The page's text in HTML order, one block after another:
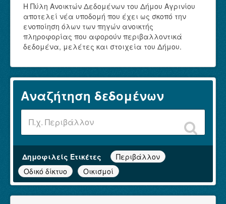
Φορείς
Ομάδες
Σχετικά
H Πύλη Ανοικτών Δεδομένων του Δήμου Αγρινίου
αποτελεί νέα υποδομή που έχει ως σκοπό την
ενοποίηση όλων των πηγών ανοικτής
πληροφορίας που αφορούν περιβαλλοντικά
δεδομένα, μελέτες και στοιχεία του Δήμου.
Αναζήτηση δεδομένων
Δημοφιλείς Ετικέτες
Περιβάλλον
Οδικό δίκτυο
Οικισμοί